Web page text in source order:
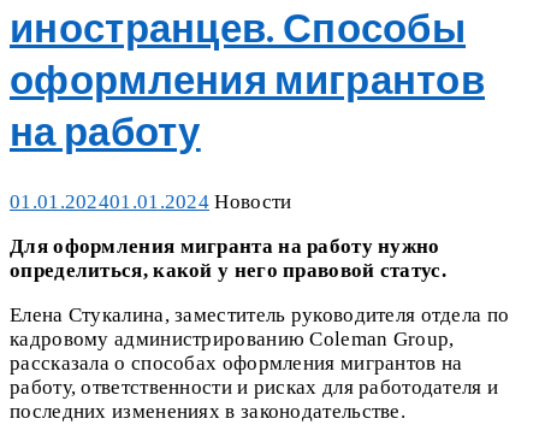
иностранцев. Способы
оформления мигрантов
на работу
Posted
01.01.202401.01.2024 Categories
Новости
Для оформления мигранта на работу нужно
определиться, какой у него правовой статус.
Елена Стукалина, заместитель руководителя отдела по
кадровому администрированию Coleman Group,
рассказала о способах оформления мигрантов на
работу, ответственности и рисках для работодателя и
последних изменениях в законодательстве.